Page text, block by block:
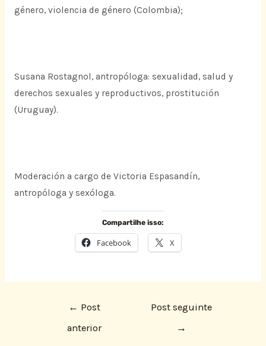
género, violencia de género (Colombia);
Susana Rostagnol, antropóloga: sexualidad, salud y
derechos sexuales y reproductivos, prostitución
(Uruguay).
Moderación a cargo de Victoria Espasandín,
antropóloga y sexóloga.
Compartilhe isso:
Facebook X
← Post
anterior
Post seguinte
→